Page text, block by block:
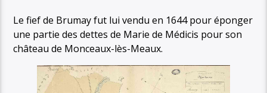
Le fief de Brumay fut lui vendu en 1644 pour éponger
une partie des dettes de Marie de Médicis pour son
château de Monceaux-lès-Meaux.